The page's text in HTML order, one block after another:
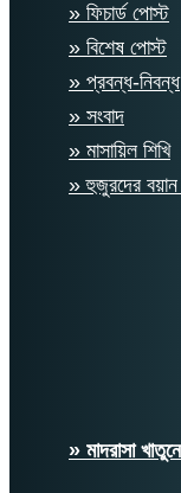
» ফিচার্ড পোস্ট
» বিশেষ পোস্ট
» প্রবন্ধ-নিবন্ধ
» সংবাদ
» মাসায়িল শিখি
» হুজুরদের
» মাদরাসা